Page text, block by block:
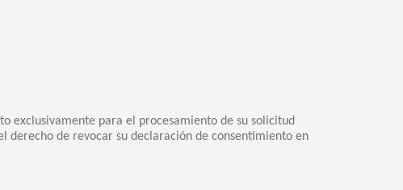
exclusivamente para el procesamiento de su solicitud
derecho de revocar su declaración de consentimiento en